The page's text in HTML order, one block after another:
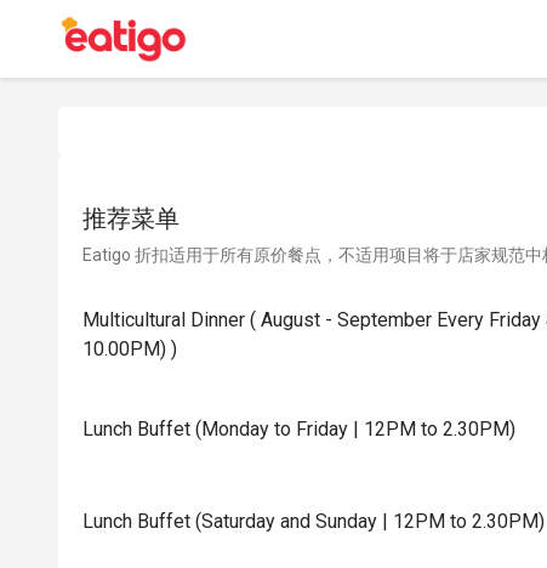
推荐菜单
Eatigo 折扣适用于所有原价餐点，不适用项目将于店家规范中
Multicultural Dinner ( August - September Every
10.00PM) )
Lunch Buffet (Monday to Friday | 12PM to 2.30PM)
Lunch Buffet (Saturday and Sunday | 12PM to 2.30PM)